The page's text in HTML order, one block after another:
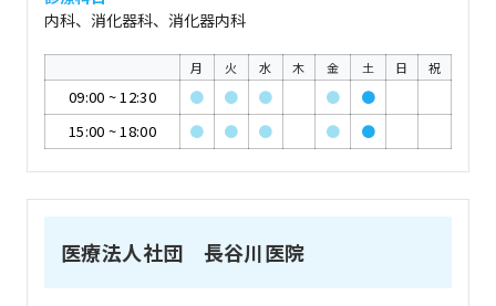
内科、消化器科、消化器内科
月 火 水 木 金 土 日 祝
09:00 ~12:30 ● ● ● ●
●
15:00 ~18:00 ● ● ● ● ●
医療法人社団 長谷川医院